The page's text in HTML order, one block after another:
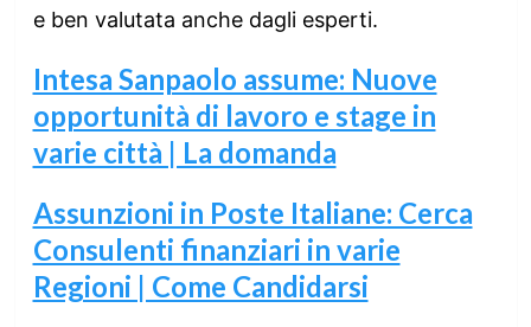
e ben valutata anche dagli esperti.
Intesa Sanpaolo assume: Nuove
opportunità di lavoro e stage in
varie città | La domanda
Assunzioni in Poste Italiane: Cerca
Consulenti finanziari in varie
Regioni | Come Candidarsi